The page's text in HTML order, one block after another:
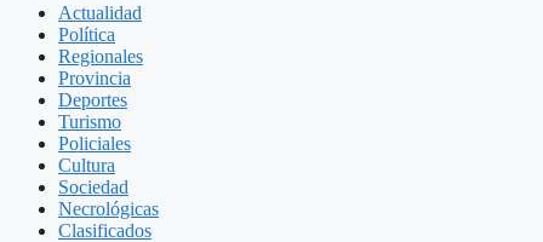
Actualidad
Política
Regionales
Provincia
Deportes
Turismo
Policiales
Cultura
Sociedad
Necrológicas
Clasificados